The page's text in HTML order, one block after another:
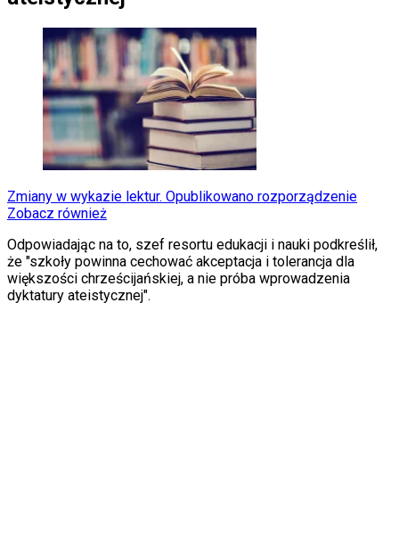
Porady
Święta
Sport
Piłka nożna
Siatkówka
Tenis
F1
Kolarstwo
Koszykówka
Lekkoatletyka
Łamigłówki
Kartka z kalendarza
Porady z tamtych lat
Wtedy się działo
Silver news
Ogród
Zmiany w wykazie lektur. Opublikowano rozporządzenie
Zobacz również
Odpowiadając na to, szef resortu edukacji i nauki podkreślił,
że "szkoły powinna cechować akceptacja i tolerancja dla
większości chrześcijańskiej, a nie próba wprowadzenia
dyktatury ateistycznej".